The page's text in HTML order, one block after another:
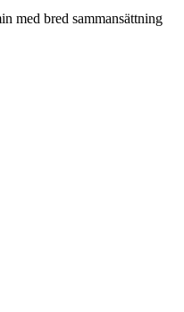
med bred sammansättning